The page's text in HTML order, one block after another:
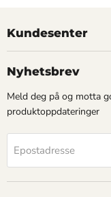
Kundesenter
Nyhetsbrev
Meld deg på og motta
produktoppdateringer
Epostadresse